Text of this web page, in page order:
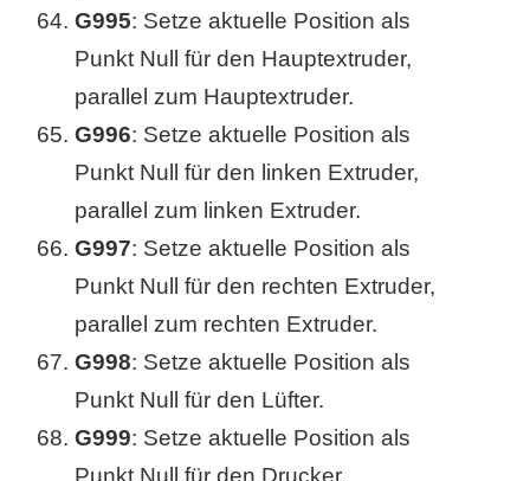
G995: Setze aktuelle Position als
Punkt Null für den Hauptextruder,
parallel zum Hauptextruder.
G996: Setze aktuelle Position als
Punkt Null für den linken Extruder,
parallel zum linken Extruder.
G997: Setze aktuelle Position als
Punkt Null für den rechten Extruder,
parallel zum rechten Extruder.
G998: Setze aktuelle Position als
Punkt Null für den Lüfter.
G999: Setze aktuelle Position als
Punkt Null für den Drucker.